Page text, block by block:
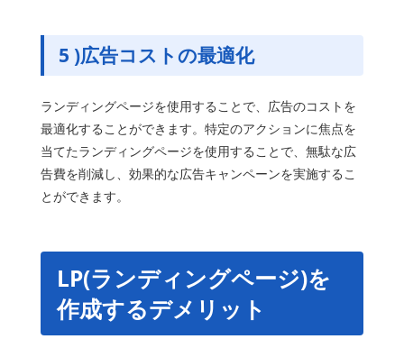
5 )広告コストの最適化
ランディングページを使用することで、広告のコストを
最適化することができます。特定のアクションに焦点を
当てたランディングページを使用することで、無駄な広
告費を削減し、効果的な広告キャンペーンを実施するこ
とができます。
LP(ランディングページ)を
作成するデメリット